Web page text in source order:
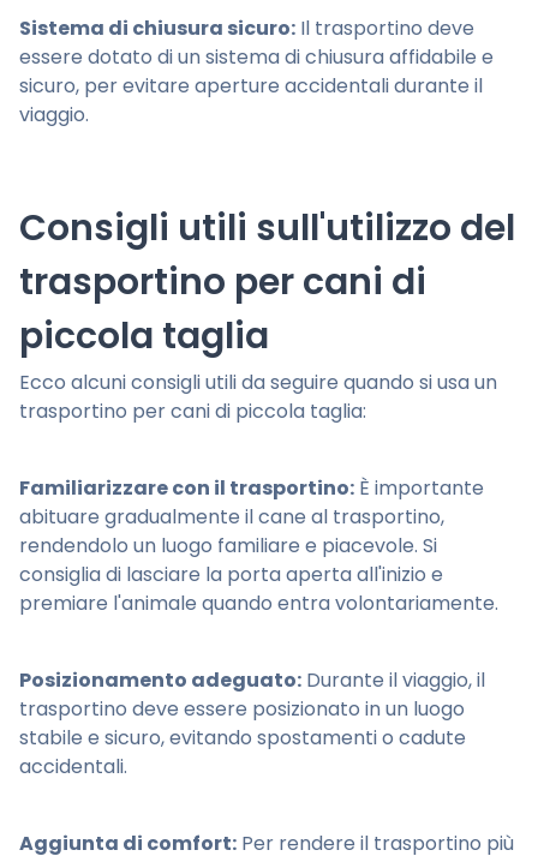
Sistema di chiusura sicuro: Il trasportino deve
essere dotato di un sistema di chiusura affidabile e
sicuro, per evitare aperture accidentali durante il
viaggio.
Consigli utili sull'utilizzo del
trasportino per cani di
piccola taglia
Ecco alcuni consigli utili da seguire quando si usa un
trasportino per cani di piccola taglia:
Familiarizzare con il trasportino: È importante
abituare gradualmente il cane al trasportino,
rendendolo un luogo familiare e piacevole. Si
consiglia di lasciare la porta aperta all'inizio e
premiare l'animale quando entra volontariamente.
Posizionamento adeguato: Durante il viaggio, il
trasportino deve essere posizionato in un luogo
stabile e sicuro, evitando spostamenti o cadute
accidentali.
Aggiunta di comfort: Per rendere il trasportino più